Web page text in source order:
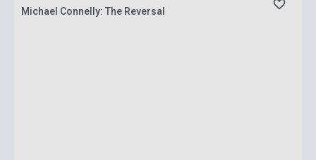
Michael Connelly: The Reversal